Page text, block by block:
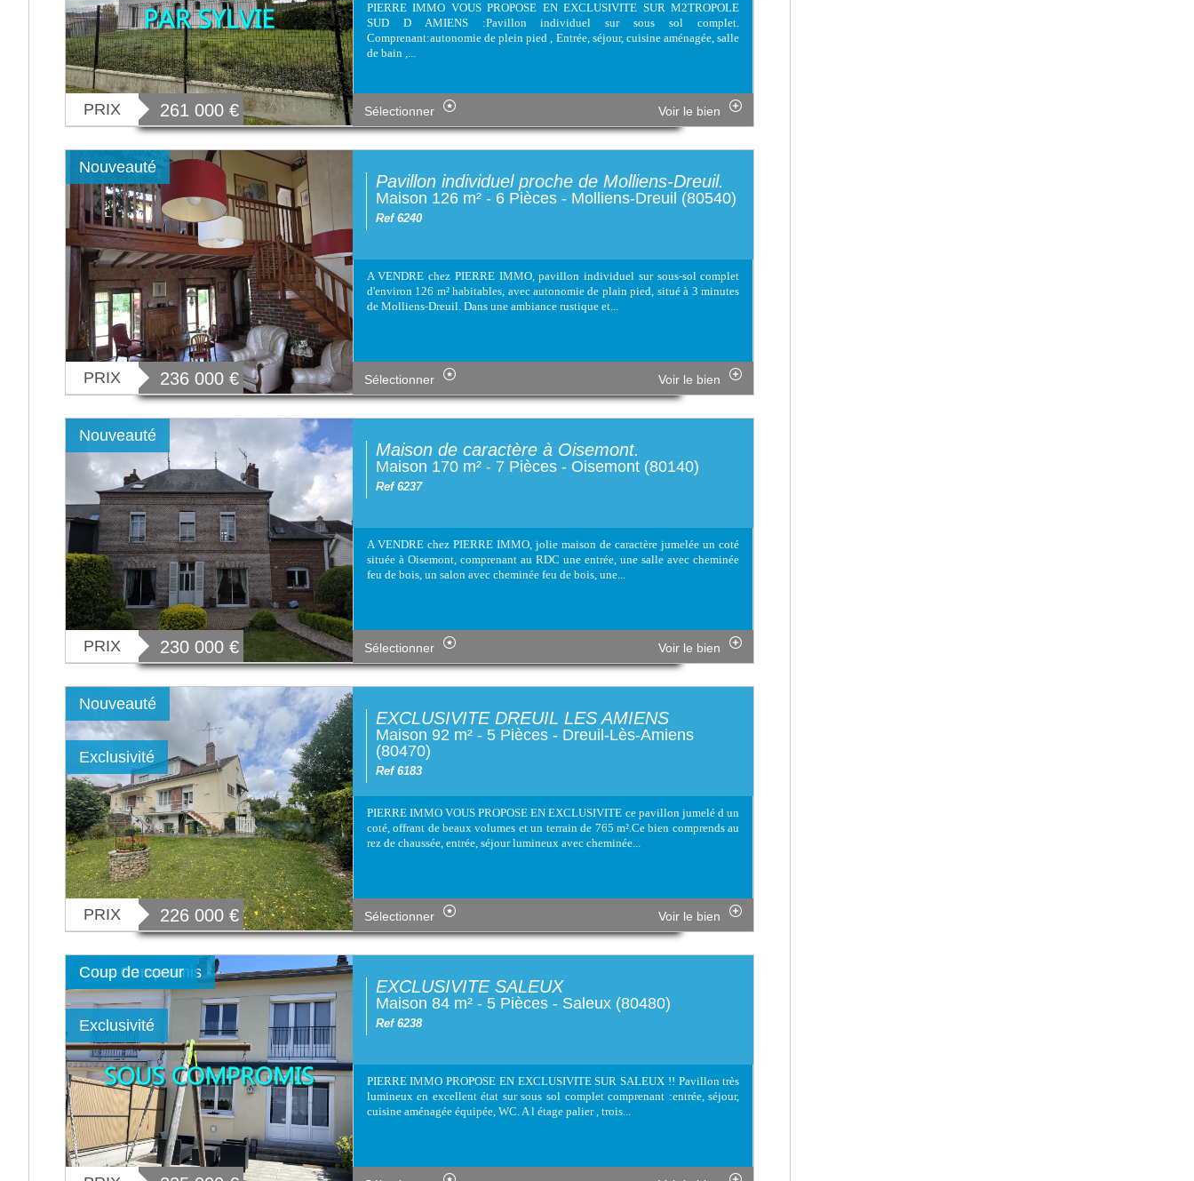
PRIX 261 000 €
PIERRE IMMO VOUS PROPOSE EN EXCLUSIVITE SUR M2TROPOLE
SUD D AMIENS :Pavillon individuel sur sous sol complet.
Comprenant:autonomie de plein pied , Entrée, séjour, cuisine aménagée, salle
de bain ,...
Sélectionner Voir le bien
Nouveauté
PRIX 236 000 €
Pavillon individuel proche de Molliens-Dreuil.
Maison 126 m² - 6 Pièces - Molliens-Dreuil (80540)
Ref 6240
A VENDRE chez PIERRE IMMO, pavillon individuel sur sous-sol complet
d'environ 126 m² habitables, avec autonomie de plain pied, situé à 3 minutes
de Molliens-Dreuil. Dans une ambiance rustique et...
Sélectionner Voir le bien
Nouveauté
PRIX 230 000 €
Maison de caractère à Oisemont.
Maison 170 m² - 7 Pièces - Oisemont (80140)
Ref 6237
A VENDRE chez PIERRE IMMO, jolie maison de caractère jumelée un coté
située à Oisemont, comprenant au RDC une entrée, une salle avec cheminée
feu de bois, un salon avec cheminée feu de bois, une...
Sélectionner Voir le bien
Exclusivité
Nouveauté
PRIX 226 000 €
EXCLUSIVITE DREUIL LES AMIENS
Maison 92 m² - 5 Pièces - Dreuil-Lès-Amiens
(80470)
Ref 6183
PIERRE IMMO VOUS PROPOSE EN EXCLUSIVITE ce pavillon jumelé d un
coté, offrant de beaux volumes et un terrain de 765 m².Ce bien comprends au
rez de chaussée, entrée, séjour lumineux avec cheminée...
Sélectionner Voir le bien
Sous Compromis
Exclusivité
Coup de coeur
EXCLUSIVITE SALEUX
Maison 84 m² - 5 Pièces - Saleux (80480)
Ref 6238
PIERRE IMMO PROPOSE EN EXCLUSIVITE SUR SALEUX !! Pavillon très
lumineux en excellent état sur sous sol complet comprenant :entrée, séjour,
cuisine aménagée équipée, WC. A l étage palier , trois...